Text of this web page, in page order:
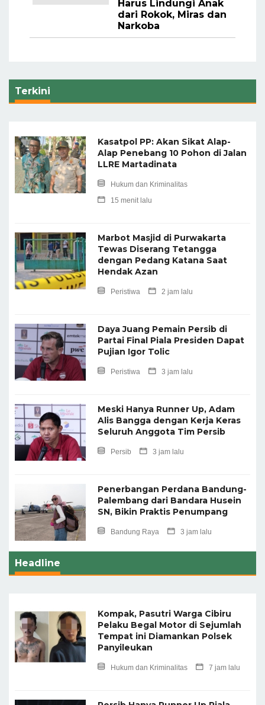
Harus Lindungi Anak
dari Rokok, Miras dan
Narkoba
Terkini
Kasatpol PP: Akan Sikat Alap-
Alap Penebang 10 Pohon di Jalan
LLRE Martadinata
Hukum dan Kriminalitas
15 menit lalu
Marbot Masjid di Purwakarta
Tewas Diserang Tetangga
dengan Pedang Katana Saat
Hendak Azan
Peristiwa 2 jam lalu
Daya Juang Pemain Persib di
Partai Final Piala Presiden Dapat
Pujian Igor Tolic
Peristiwa 3 jam lalu
Meski Hanya Runner Up, Adam
Alis Bangga dengan Kerja Keras
Seluruh Anggota Tim Persib
Persib 3 jam lalu
Penerbangan Perdana Bandung-
Palembang dari Bandara Husein
SN, Bikin Praktis Penumpang
Bandung Raya 3 jam lalu
Headline
Kompak, Pasutri Warga Cibiru
Pelaku Begal Motor di Sejumlah
Tempat ini Diamankan Polsek
Panyileukan
Hukum dan Kriminalitas 7 jam lalu